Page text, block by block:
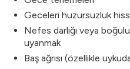
Geceleri huzursuzluk
Nefes darlığı veya
uyanmak
Baş ağrısı (özellikle